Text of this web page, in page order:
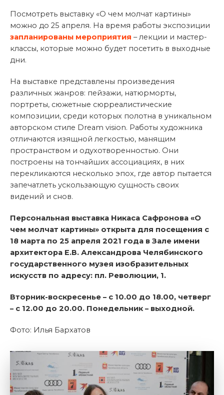
Посмотреть выставку «О чем молчат картины»
можно до 25 апреля. На время работы экспозиции
запланированы мероприятия – лекции и мастер-
классы, которые можно будет посетить в выходные
дни.
На выставке представлены произведения
различных жанров: пейзажи, натюрморты,
портреты, сюжетные сюрреалистические
композиции, среди которых полотна в уникальном
авторском стиле Dreаm vision. Работы художника
отличаются изящной легкостью, манящим
пространством и одухотворенностью. Они
построены на тончайших ассоциациях, в них
перекликаются несколько эпох, где автор пытается
запечатлеть ускользающую сущность своих
видений и снов.
Персональная выставка Никаса Сафронова «О
чем молчат картины» открыта для посещения с
18 марта по 25 апреля 2021 года в Зале имени
архитектора Е.В. Александрова Челябинского
государственного музея изобразительных
искусств по адресу: пл. Революции, 1.
Вторник-воскресенье – с 10.00 до 18.00, четверг
– с 12.00 до 20.00. Понедельник – выходной.
Фото: Илья Бархатов